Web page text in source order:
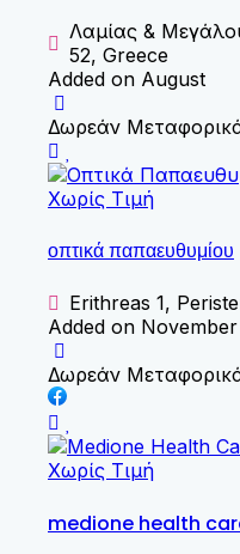
Λαμίας &
52, Greece
Added on August
Δωρεάν
Χωρίς Τιμή
οπτικά παπαευθυμίου
Erithreas 1,
Added on November
Δωρεάν
Χωρίς Τιμή
medione health